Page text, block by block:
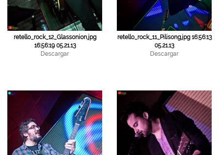
retello_rock_12_Glassonion.jpg
16:56:19 05.21.13
Descargar
retello_rock_11_Pilisong.jpg 16:56:13
05.21.13
Descargar